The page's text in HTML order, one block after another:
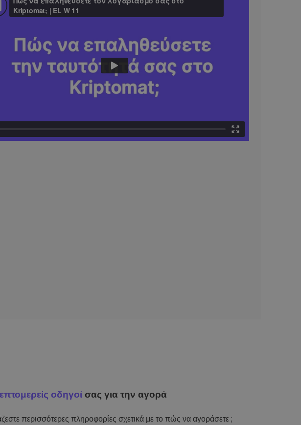
οδηγοί σας για την αγορά
περισσότερες πληροφορίες σχετικά με το πώς να αγοράσετε ;